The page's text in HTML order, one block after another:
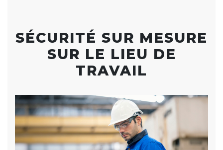
SÉCURITÉ SUR MESURE
SUR LE LIEU DE
TRAVAIL